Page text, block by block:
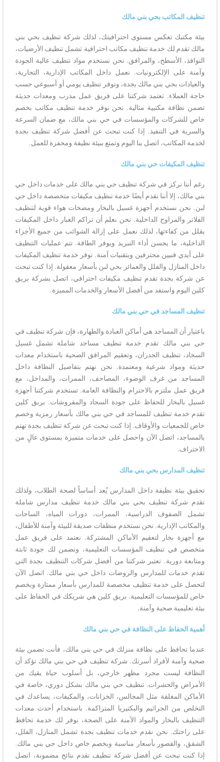
تنظيف المكاتب بحي بني مالك
بيئة مكتبك تعكس مستوى احترافيتك، لذلك شركة تنظيف بحي بني
مالك تقدم لك خدمة تنظيف مكاتب احترافية تشمل تنظيف الأرضيات،
النوافذ، الأسطح، والمرافق. نحن نستخدم مواد تنظيف عالية الجودة
وآمنة على الإلكترونيات. نعمل داخل المكاتب الإدارية، التجارية،
والعيادات بحي بني مالك بجدة، ونوفر تنظيف يومي أو أسبوعي حسب
حاجة العملاء. تعتمد شركتنا على فريق عمل مدرب ومعدات حديثة
تضمن نظافة مكتبية مثالية. نحن نوفر خدمة تنظيف مكاتب بخصم
خاص للشركات والمؤسسات في حي بني مالك، مع ضمان السرعة
والسرية في التنفيذ. إذا كنت تبحث عن أفضل شركة تنظيف بجدة
لخدمة المكاتب، اتصل بنا اليوم وتمتع ببيئة نظيفة ومحفزة للعمل.
تنظيف المكيفات حي بني مالك
رغم أننا نركز في شركة تنظيف حي بني مالك على خدمات داخل حي
بني مالك، إلا أننا نقدم أيضًا خدمة تنظيف مكيفات متخصصة داخل حي
لبن. نحن نستخدم أجهزة غسيل بالبخار ومضخات هواء قوية لتنظيف
الفلاتر والمراوح الداخلية. نحن نعلم أن تراكم الغبار داخل المكيفات
يقلل من كفاءتها، لذلك نعمل على إزالة الشوائب من جميع الأجزاء
الداخلية، ما يحسن أداء التبريد ويوفر الطاقة. تتم عمليات التنظيف
على أيدي فنيين محترفين وبتقنيات آمنة. نوفر خدمة تنظيف المكيفات
داخل المنازل والفلل والعمائر بحي لبن بأسعار معقولة. إذا كنت تبحث
عن شركة بجدة تقدم تنظيف مكيفات احترافي، اتصل بشركة بريق
كلين اليوم واستفد من أفضل الأسعار والخدمات المميزة.
تنظيف المساجد في حي بني مالك
باعتبار أن المساجد هي أماكن العبادة والطهارة، فإن شركة تنظيف في
حي بني مالك تقدم خدمة تنظيف مساجد شاملة تشمل غسيل
السجاد، تنظيف الجدران، وتعقيم المرافق الصحية باستخدام معدات
حديثة ومواد شرعية ومعتمدة. نحن نهتم بتفاصيل النظافة داخل
المساجد من غرف الوضوء، المصاحف، الممرات، والمداخل، مع
فريق عمل ملتزم بالاحترام والنظافة العامة. تستخدم شركتنا أجهزة
غسيل بالبخار للحفاظ على جودة السجاد والمفروشات. بريق كلين
تقدم خدمة تنظيف للمساجد في حي بني مالك بأسعار رمزية وخصم
خاص للجمعيات والأوقاف. إذا كنت تبحث عن شركة تنظيف بجدة تهتم
بالمساجد، اتصل الآن واحصل على خدمات متميزة بمستوى عالٍ من
الاحتراف.
تنظيف المدارس بحي بني مالك
تحقيق بيئة نظيفة داخل المدارس يُعد أساساً لصحة الطلاب، ولذلك
تقدم شركة تنظيف بحي بني مالك خدمة تنظيف مدارس شاملة
تشمل الصفوف الدراسية، الممرات، دورات المياه، الساحات
والمكاتب الإدارية. نحن نستخدم منظفات صديقة للبيئة وآمنة للأطفال،
مع أجهزة بخار لتعقيم الأماكن المشتركة. نعتمد على فريق عمل
متخصص في تنظيف المؤسسات التعليمية، ونضمن لك جودة ثابتة
ومتابعة دورية. تعتبر شركتنا من أفضل شركات التنظيف بجدة التي
تقدم خدمات للمدارس والروضات داخل حي بني مالك. اتصل الآن
لتحصل على خدمة تنظيف مخصصة للمدارس بأسعار ممتازة وبخصم
خاص للمؤسسات التعليمية. بريق كلين هي شريكك في الحفاظ على
بيئة تعليمية صحية وآمنة.
أهمية الحفاظ على النظافة في حي بني مالك
عندما تحافظ على نظافة منزلك في حي بني مالك، فأنت تضمن بيئة
صحية وآمنة لأفراد أسرتك. شركة تنظيف في حي بني مالك تؤكد أن
النظافة ليست مجرد مظهر خارجي، بل أسلوب حياة يقيك من
الأمراض والحشرات. تنظيف حي بني مالك بشكل دوري، خاصة في
الأماكن المغلقة مثل المجالس، الخزانات، والمكيفات، يساعدك في
التخلص من الجراثيم والبكتيريا المتراكمة. باستخدام أحدث معدات
التنظيف بالبخار والمواد الآمنة على الصحة، نوفر لك خدمة تحافظ
على راحتك. نحن نقدم خدمات تنظيف بجدة تشمل المنازل، الفلل،
الشقق، والقصور بأسعار مناسبة وبخصم خاص داخل حي بني مالك.
إذا كنت تبحث عن أفضل شركة تنظيف تقدم نتائج مضمونة، اتصل